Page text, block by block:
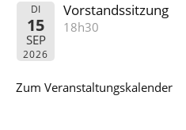
DI
15
SEP
2026
Vorstandssitzung
18h30
Zum Veranstaltungskalender